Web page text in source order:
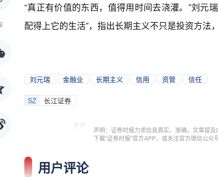
“真正有价值的东西，值得用时间去浇灌。”刘元
配得上它的生活”，指出长期主义不只是投资方法
刘元瑞 金融业 长期主义 信用 资管 信任
SZ 长江证券
声明：证券时报力求信息真实、准确，文章提
下载"证券时报"官方APP，或关注官方微信公
用户评论